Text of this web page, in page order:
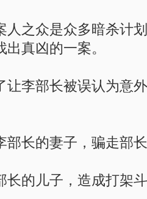
人之众是众多暗杀计
出真凶的一案。
让李部长被误认为意
部长的妻子，骗走部
长的儿子，造成打架